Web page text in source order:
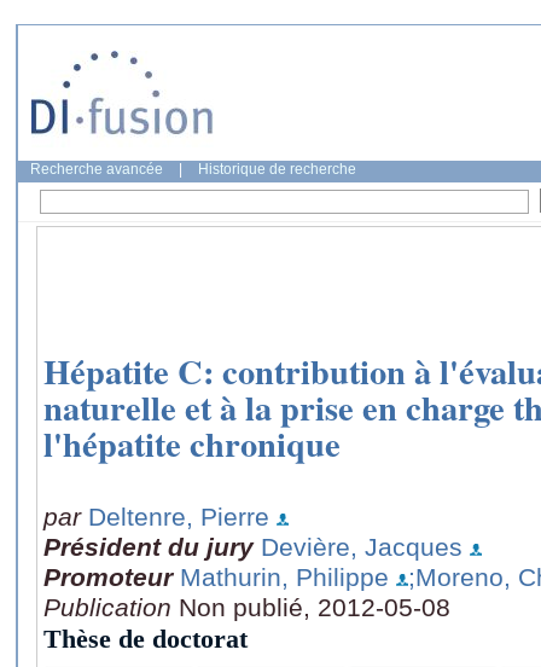
Recherche avancée Historique de recherche
Hépatite C: contribution à
naturelle et à la prise en charge
l'hépatite chronique
par Deltenre, Pierre
Président du jury Devière, Jacques
Promoteur Mathurin, Philippe
;Moreno,
Publication Non publié, 2012-05-08
Thèse de doctorat